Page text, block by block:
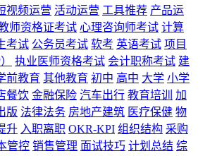
视频运营 活动运营 工具推荐 产品运
师资格证考试 心理咨询师考试 计算
考试 公务员考试 软考 英语考试 项目
执业医师资格考试 会计职称考试 建
前教育 其他教育 初中 高中 大学 小学
餐饮 金融保险 汽车出行 教育培训
加
版 法律法务 房地产建筑 医疗保健 物
升 入职离职 OKR-KPI 组织结构 采购
管控 销售管理 面试技巧 计划总结 综